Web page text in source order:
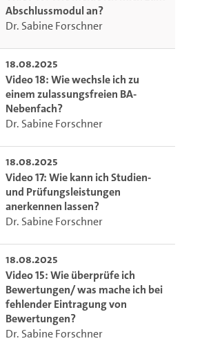
Abschlussmodul an?
Dr. Sabine Forschner
18.08.2025
Video 18: Wie wechsle ich zu
einem zulassungsfreien BA-
Nebenfach?
Dr. Sabine Forschner
18.08.2025
Video 17: Wie kann ich Studien-
und Prüfungsleistungen
anerkennen lassen?
Dr. Sabine Forschner
18.08.2025
Video 15: Wie überprüfe ich
Bewertungen/ was mache ich bei
fehlender Eintragung von
Bewertungen?
Dr. Sabine Forschner